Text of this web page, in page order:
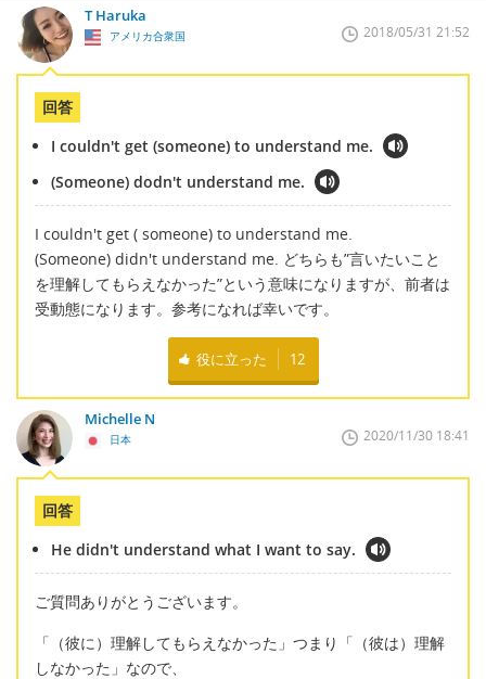
T Haruka
アメリカ合衆国 2018/05/31 21:52
回答
I couldn't get (someone) to understand me.
(Someone) dodn't understand me.
I couldn't get ( someone) to understand me.
(Someone) didn't understand me. どちらも”言いたいこと
を理解してもらえなかった”という意味になりますが、前者は
受動態になります。参考になれば幸いです。
役に立った 12
Michelle N
日本 2020/11/30 18:41
回答
He didn't understand what I want to say.
ご質問ありがとうございます。
「（彼に）理解してもらえなかった」つまり「（彼は）理解
しなかった」なので、